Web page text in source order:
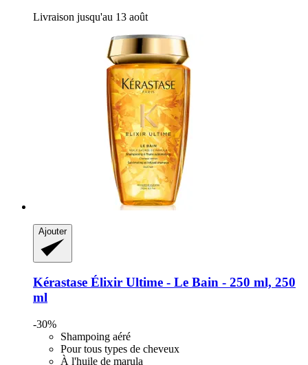
Livraison jusqu'au 13 août
Ajouter
Kérastase Élixir Ultime -​ Le Bain -​ 250 ml, 250
ml
-30%
Shampoing aéré
Pour tous types de cheveux
À l'huile de marula